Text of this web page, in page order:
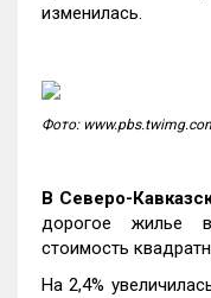
изменилась.
Фото:
В Северо-
дорогое жилье
стоимость
На 2,4%